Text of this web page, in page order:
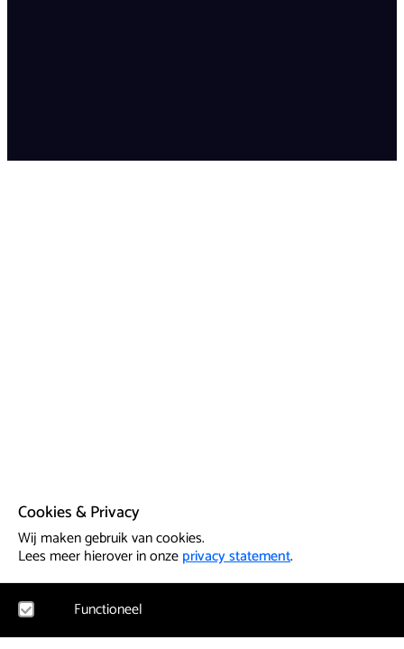
Cookies & Privacy
Wij maken gebruik van cookies.
Lees meer hierover in onzeprivacy statement.
Functioneel